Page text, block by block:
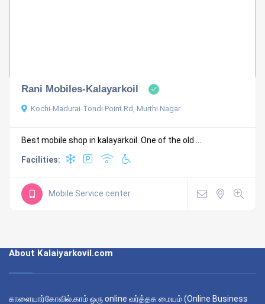
Rani Mobiles-Kalayarkoil
Kochi-Madurai-Tondi Point Rd, Murthi Nagar
Best mobile shop in kalayarkoil. One of the old ...
Facilities:
Mobile Service center
About Kalaiyarkovil.com
காளையார்கோவில்.காம் ஒரு online வர்த்தக மையம் (Online Business